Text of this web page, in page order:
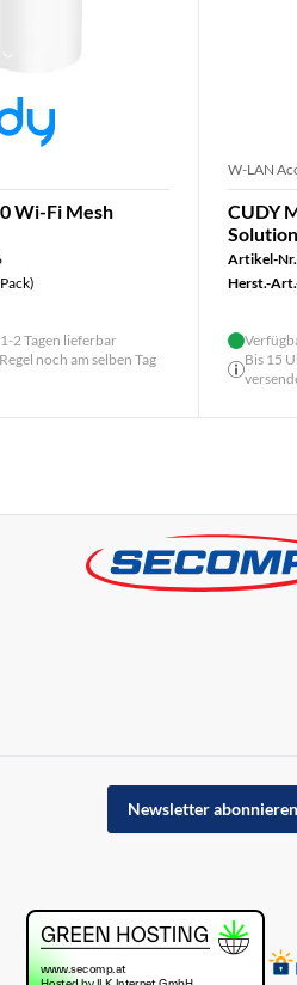
Wi-Fi Mesh
2 Tagen lieferbar
noch am selben Tag
W-LAN
CUDY
Artikel-
Herst.-
Bis 15
Newsletter abonnieren